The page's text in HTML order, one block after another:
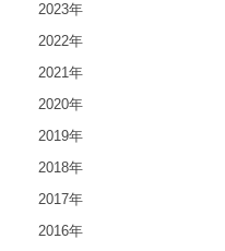
2023年
2022年
2021年
2020年
2019年
2018年
2017年
2016年